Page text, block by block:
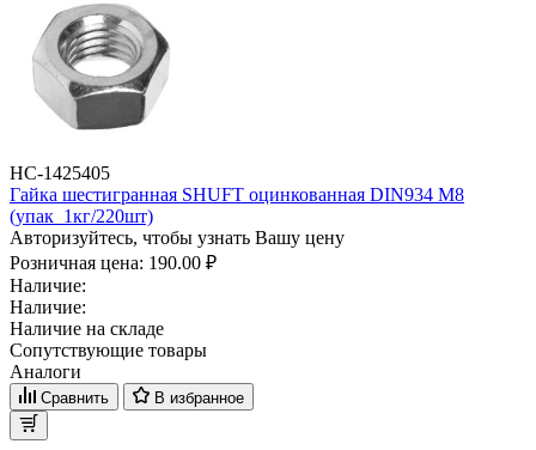
НС-1425405
Гайка шестигранная SHUFT оцинкованная DIN934 М8
(упак_1кг/220шт)
Авторизуйтесь, чтобы узнать Вашу цену
Розничная цена: 190.00 ₽
Наличие:
Наличие:
Наличие на складе
Сопутствующие товары
Аналоги
Сравнить В избранное